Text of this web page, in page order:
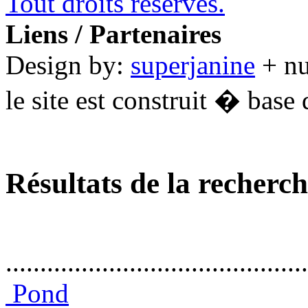
Liens / Partenaires
Design by: superjanine +
le site est construit � base
Résultats de la
Pond